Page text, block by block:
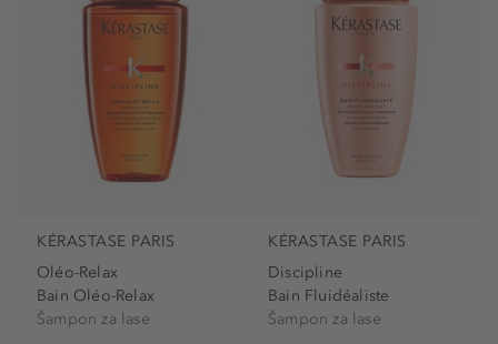
KÉRASTASE PARIS
Oléo-Relax
Bain Oléo-Relax
Šampon za lase
KÉRASTASE PARIS
Discipline
Bain Fluidéaliste
Šampon za lase